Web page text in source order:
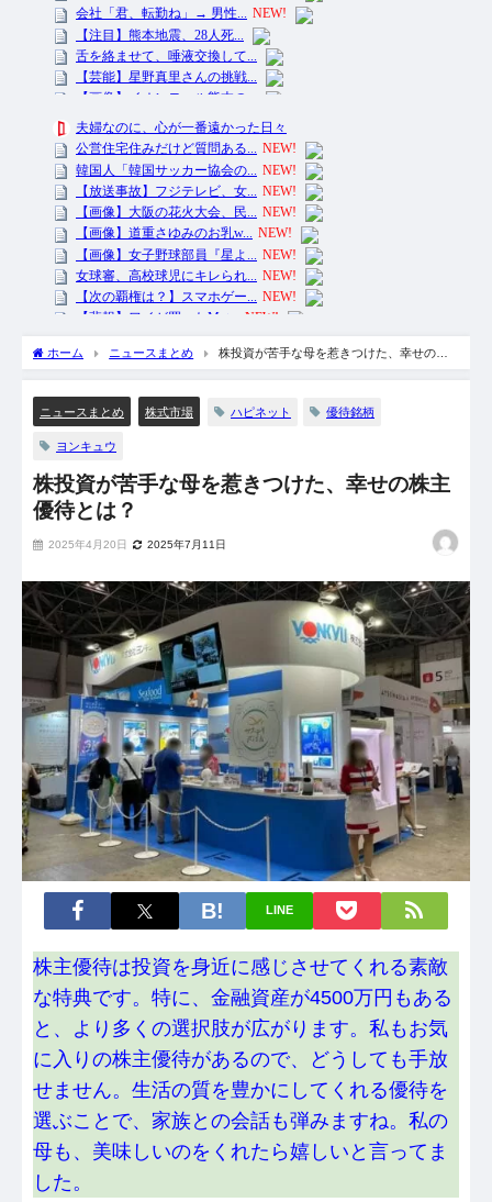
ホーム ニュースまとめ
株投資が苦手な母を惹きつけた、幸せの株
ニュースまとめ 株式市場 ハピネット 優待銘柄
ヨンキュウ
株投資が苦手な母を惹きつけた、幸せの株主
優待とは？
2025年4月20日 2025年7月11日
LINE
株主優待は投資を身近に感じさせてくれる素敵
な特典です。特に、金融資産が4500万円もある
と、より多くの選択肢が広がります。私もお気
に入りの株主優待があるので、どうしても手放
せません。生活の質を豊かにしてくれる優待を
選ぶことで、家族との会話も弾みますね。私の
母も、美味しいのをくれたら嬉しいと言ってま
した。